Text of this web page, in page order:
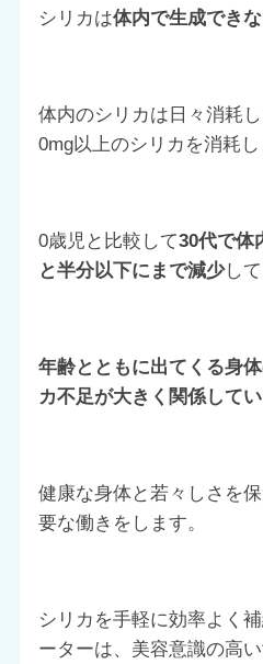
シリカは体内で生成でき
体内のシリカは日々消耗
0mg以上のシリカを消耗し
0歳児と比較して30代で体
と半分以下にまで減少し
年齢とともに出てくる身
カ不足が大きく関係してい
健康な身体と若々しさを
要な働きをします。
シリカを手軽に効率よく
ーターは、美容意識の高